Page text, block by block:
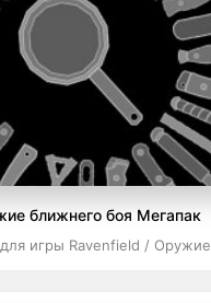
ближнего боя Мегапак
игры Ravenfield / Оружие